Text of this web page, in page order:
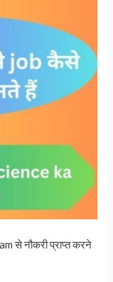
से नौकरी प्राप्त करने